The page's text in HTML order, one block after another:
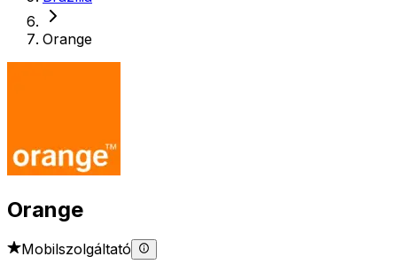
Orange
Orange
Mobilszolgáltató